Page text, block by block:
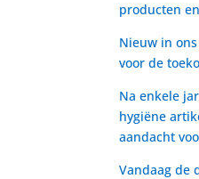
producten
Nieuw in
voor de
Na enkele
hygiëne
aandacht
Vandaag de